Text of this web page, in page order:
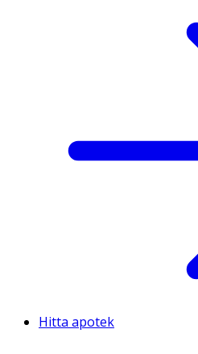
Hitta apotek